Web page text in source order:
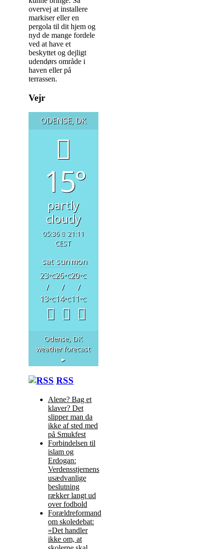
overvej at installere
markiser eller en
pergola til dit hjem og
nyd de mange fordele
ved at have et
beskyttet og dejligt
udendørs område i
haven eller på
terrassen.
Indlægsnavigation
Vejr
ODENSE, DK
15°
partly
cloudy
05:36
21:11
CEST
sat sunmon
23°C
/
13°C
26°C
/
14°C
20°C
/
11°C
Odense, DK
weather forecast
▸
RSS
Alene? Bag et
klaver? Det
slipper man da
ikke af sted med
på Smukfest
Forbindelsen til
islam og
Erdogan:
Verdensstjernens
usædvanlige
beslutning
rækker langt ud
over fodbold
Forældreformand
om skoledebat:
»Det handler
ikke om, at